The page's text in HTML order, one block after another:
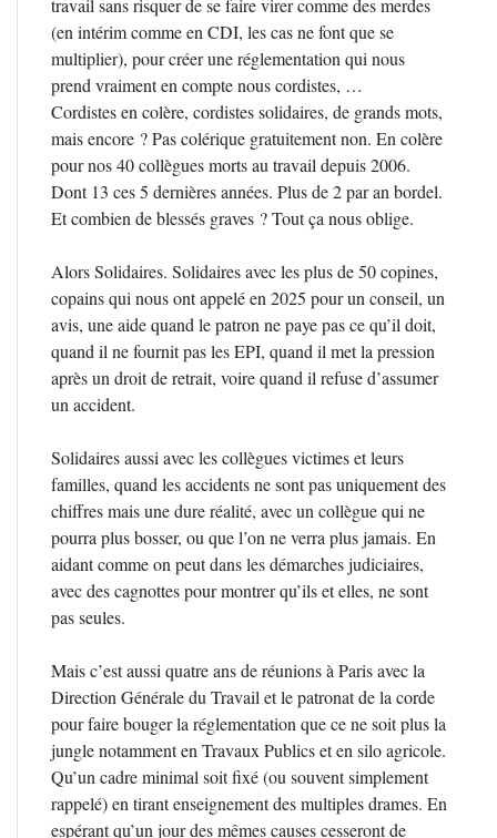
travail sans risquer de se faire virer comme des merdes
(en intérim comme en CDI, les cas ne font que se
multiplier), pour créer une réglementation qui nous
prend vraiment en compte nous cordistes, …
Cordistes en colère, cordistes solidaires, de grands mots,
mais encore ? Pas colérique gratuitement non. En colère
pour nos 40 collègues morts au travail depuis 2006.
Dont 13 ces 5 dernières années. Plus de 2 par an bordel.
Et combien de blessés graves ? Tout ça nous oblige.
Alors Solidaires. Solidaires avec les plus de 50 copines,
copains qui nous ont appelé en 2025 pour un conseil, un
avis, une aide quand le patron ne paye pas ce qu’il doit,
quand il ne fournit pas les EPI, quand il met la pression
après un droit de retrait, voire quand il refuse d’assumer
un accident.
Solidaires aussi avec les collègues victimes et leurs
familles, quand les accidents ne sont pas uniquement des
chiffres mais une dure réalité, avec un collègue qui ne
pourra plus bosser, ou que l’on ne verra plus jamais. En
aidant comme on peut dans les démarches judiciaires,
avec des cagnottes pour montrer qu’ils et elles, ne sont
pas seules.
Mais c’est aussi quatre ans de réunions à Paris avec la
Direction Générale du Travail et le patronat de la corde
pour faire bouger la réglementation que ce ne soit plus la
jungle notamment en Travaux Publics et en silo agricole.
Qu’un cadre minimal soit fixé (ou souvent simplement
rappelé) en tirant enseignement des multiples drames. En
espérant qu’un jour des mêmes causes cesseront de